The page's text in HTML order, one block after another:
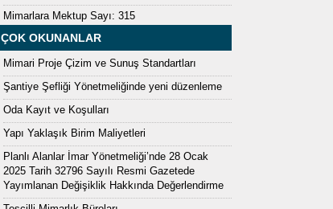
Mimarlara Mektup Sayı: 315
ÇOK OKUNANLAR
Mimari Proje Çizim ve Sunuş Standartları
Şantiye Şefliği Yönetmeliğinde yeni düzenleme
Oda Kayıt ve Koşulları
Yapı Yaklaşık Birim Maliyetleri
Planlı Alanlar İmar Yönetmeliği’nde 28 Ocak
2025 Tarih 32796 Sayılı Resmi Gazetede
Yayımlanan Değişiklik Hakkında Değerlendirme